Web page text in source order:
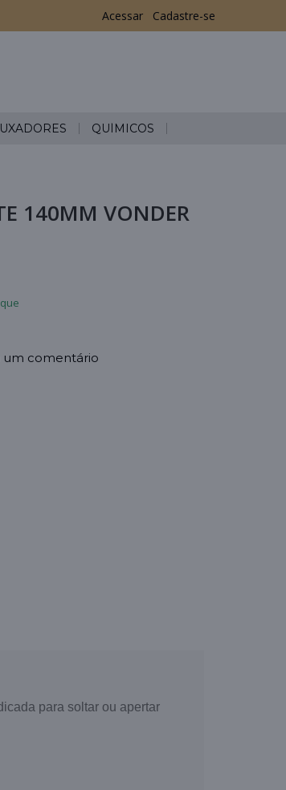
Acessar Cadastre-se
QUÍMICOS
140MM VONDER
um comentário
para soltar ou apertar